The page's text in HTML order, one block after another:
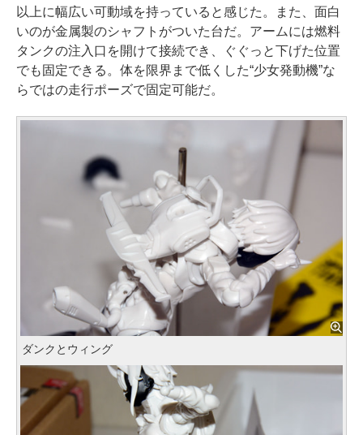
以上に幅広い可動域を持っていると感じた。また、面白
いのが金属製のシャフトがついた台だ。アームには燃料
タンクの注入口を開けて接続でき、ぐぐっと下げた位置
でも固定できる。体を限界まで低くした“少女発動機”な
らではの走行ポーズで固定可能だ。
ダンクとウィング